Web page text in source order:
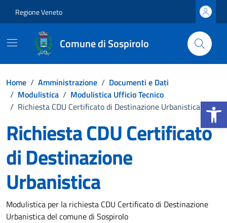
Apri la
Regione Veneto
Comune di Sospirolo
Home / Amministrazione / Documenti e Dati
/ Modulistica / Modulistica Ufficio Tecnico
/ Richiesta CDU Certificato di Destinazione Urbanistica
Richiesta CDU Certificato
di Destinazione
Urbanistica
Dettagli del documento
Modulistica per la richiesta CDU Certificato di Destinazione
Urbanistica del comune di Sospirolo